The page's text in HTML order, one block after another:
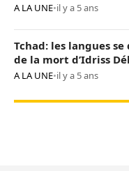
A LA UNE•il y a 5 ans
Tchad: les langues
de la mort d’Idriss
A LA UNE•il y a 5 ans